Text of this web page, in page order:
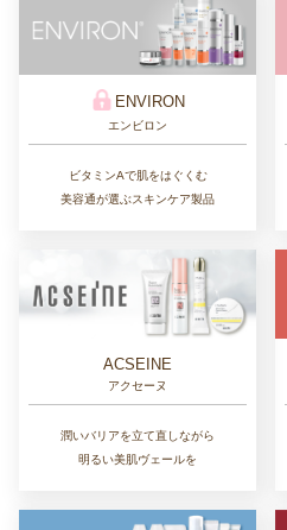
患者のために考えられた
クリニック限定化粧品
サンソリット
日本人の繊細な肌質に合わせた
ケミカルピーリング